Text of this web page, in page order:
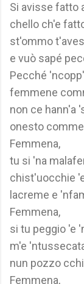
Si avisse fatto
chello ch'e
st'ommo
e vuò sapé
Pecché
femmene
non ce hann'a
onesto
Femmena,
tu si 'na
chist'uocchie
lacreme e
Femmena,
si tu peggio 'e
m'e
nun pozzo
Femmena,